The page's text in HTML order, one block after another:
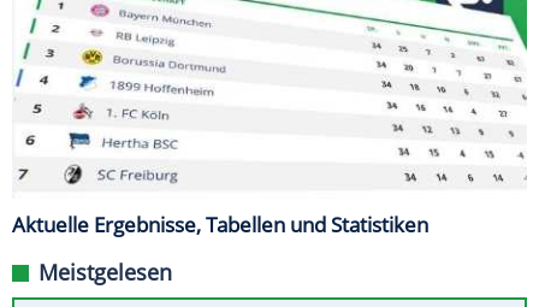
Aktuelle Ergebnisse, Tabellen und Statistiken
Meistgelesen